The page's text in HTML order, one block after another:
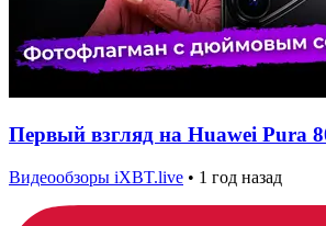
Первый взгляд на Huawei Pura
Видеообзоры iXBT.live • 1 год назад